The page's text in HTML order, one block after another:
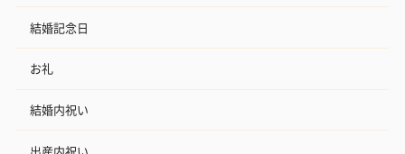
結婚記念日
お礼
結婚内祝い
出産内祝い